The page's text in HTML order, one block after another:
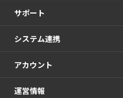
サポート
システム連携
アカウント
運営情報